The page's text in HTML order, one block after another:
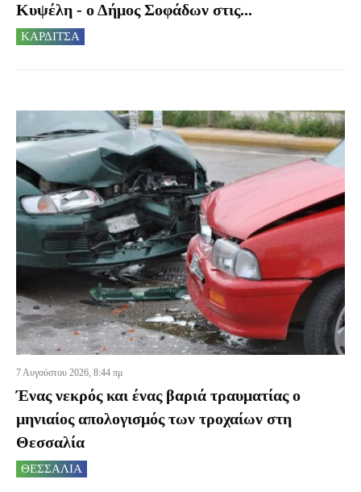
Κυψέλη - ο Δήμος Σοφάδων στις...
ΚΑΡΔΙΤΣΑ
7 Αυγούστου 2026, 8:44 πμ
Ένας νεκρός και ένας βαριά τραυματίας ο
μηνιαίος απολογισμός των τροχαίων στη
Θεσσαλία
ΘΕΣΣΑΛΙΑ